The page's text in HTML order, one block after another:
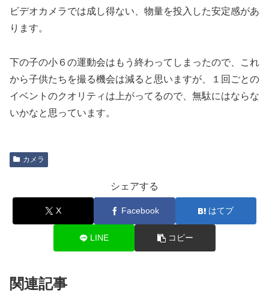
ビデオカメラでは成し得ない、物量を投入した安定感があ
ります。
下の子の小６の運動会はもう終わってしまったので、これ
から子供たちを撮る機会は減ると思いますが、１回ごとの
イベントのクオリティは上がってるので、無駄にはならな
いかなと思っています。
カメラ
シェアする
X Facebook はてブ
LINE コピー
関連記事